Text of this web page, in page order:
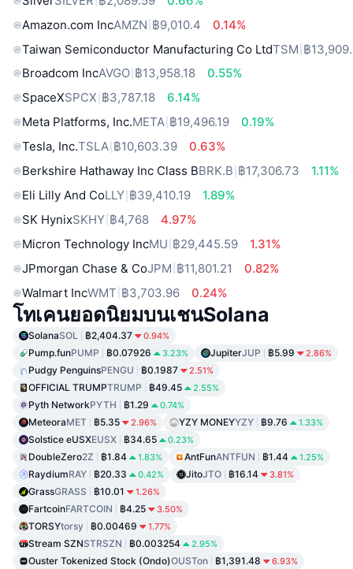
Amazon.com IncAMZN ฿9,010.4
0.14%
Taiwan Semiconductor Manufacturing Co LtdTSM ฿
Broadcom IncAVGO ฿13,958.18
0.55%
SpaceXSPCX ฿3,787.18
6.14%
Meta Platforms, Inc.META ฿19,496.19
0.19%
Tesla, Inc.TSLA ฿10,603.39
0.63%
Berkshire Hathaway Inc Class BBRK.B ฿17,306.73
1.11%
Eli Lilly And CoLLY ฿39,410.19
1.89%
SK HynixSKHY ฿4,768
4.97%
Micron Technology IncMU ฿29,445.59
1.31%
JPmorgan Chase & CoJPM ฿11,801.21
0.82%
Walmart IncWMT ฿3,703.96 0.24%
โทเคนยอดนิยมบนเชนSolana
SolanaSOL ฿2,404.37 0.94%
Pump.funPUMP ฿0.07926 3.23% JupiterJUP ฿5.99 2.86%
Pudgy PenguinsPENGU ฿0.1987 2.51%
OFFICIAL TRUMPTRUMP ฿49.45 2.55%
Pyth NetworkPYTH ฿1.29 0.74%
MeteoraMET ฿5.35 2.96% YZY MONEYYZY ฿9.76 1.33%
Solstice eUSXEUSX ฿34.65 0.23%
DoubleZero2Z ฿1.84 1.83% AntFunANTFUN ฿1.44 1.25%
RaydiumRAY ฿20.33 0.42% JitoJTO ฿16.14 3.81%
GrassGRASS ฿10.01 1.26%
FartcoinFARTCOIN ฿4.25 3.50%
TORSYtorsy ฿0.00469 1.77%
Stream SZNSTRSZN ฿0.003254 2.95%
Ouster Tokenized Stock (Ondo)OUSTon ฿1,391.48 6.93%